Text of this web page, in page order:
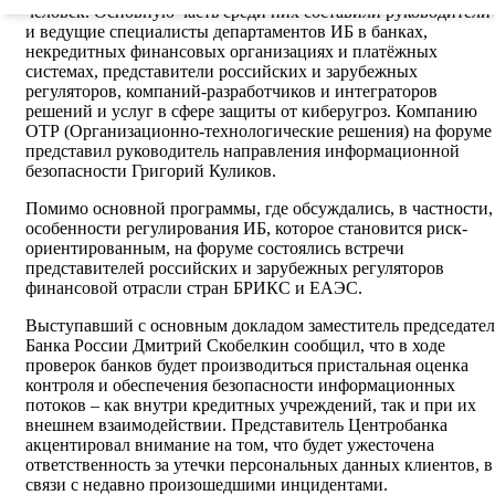
человек. Основную часть среди них составили руководители
и ведущие специалисты департаментов ИБ в банках,
некредитных финансовых организациях и платёжных
системах, представители российских и зарубежных
регуляторов, компаний-разработчиков и интеграторов
решений и услуг в сфере защиты от киберугроз. Компанию
ОТР (Организационно-технологические решения) на форуме
представил руководитель направления информационной
безопасности Григорий Куликов.
Помимо основной программы, где обсуждались, в частности,
особенности регулирования ИБ, которое становится риск-
ориентированным, на форуме состоялись встречи
представителей российских и зарубежных регуляторов
финансовой отрасли стран БРИКС и ЕАЭС.
Выступавший с основным докладом заместитель
Банка России Дмитрий Скобелкин сообщил, что в ходе
проверок банков будет производиться пристальная оценка
контроля и обеспечения безопасности информационных
потоков – как внутри кредитных учреждений, так и при их
внешнем взаимодействии. Представитель Центробанка
акцентировал внимание на том, что будет ужесточена
ответственность за утечки персональных данных клиентов, в
связи с недавно произошедшими инцидентами.